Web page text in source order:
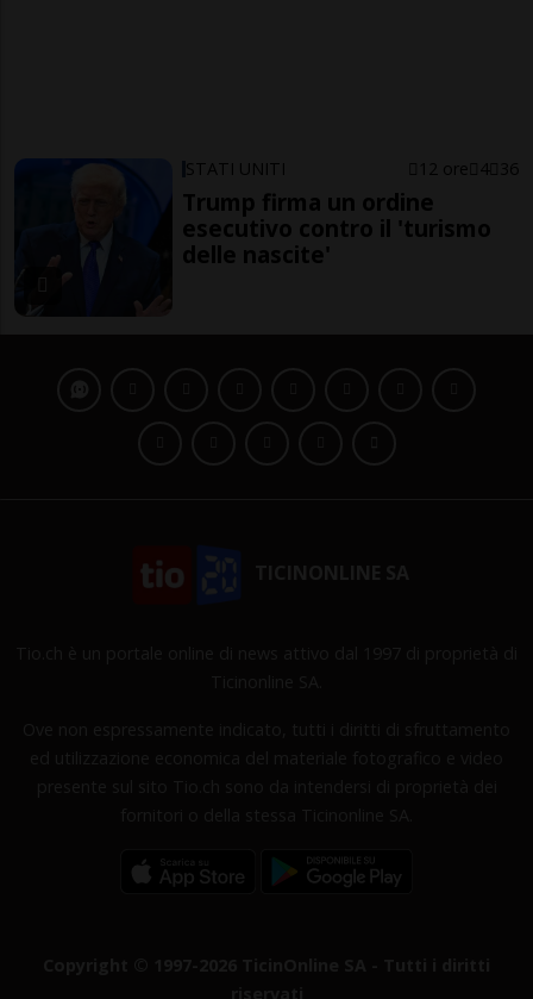
STATI UNITI 12 ore 4 36
Trump firma un ordine
esecutivo contro il 'turismo
delle nascite'